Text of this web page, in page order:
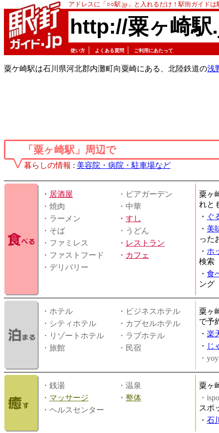
アドレスに「○○駅.jp」と入れるだけ！駅街ガイド
http://粟ヶ崎駅
使い方 よくある質問 ご利用にあたって
粟ケ崎駅は石川県河北郡内灘町向粟崎にある、北陸鉄道の浅
「粟ヶ崎駅」周辺で
暮らしの情報 : 美容院・病院・駐車場など
・ 居酒屋
・ビアガーデン
・焼肉
・中華
・ラーメン
・ すし
・そば
・うどん
・ファミレス
・ レストラン
・ファストフード
・ カフェ
・デリバリー
粟ヶ
れと
・ ぐ
・ 美
った
・ ホ
検索
・ 食
ング
・ホテル
・ビジネスホテル
・シティホテル
・カプセルホテル
・リゾートホテル
・ラブホテル
・旅館
・民宿
粟ヶ
で予
・ 楽
・ じ
・
・銭湯
・温泉
・ マッサージ ・ 整体
・ヘルスセンター
粟ヶ
・
スポ
・ 石